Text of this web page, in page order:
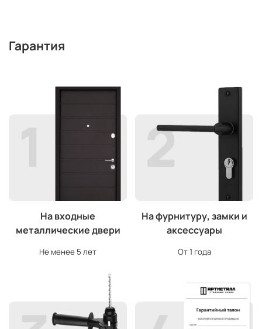
Гарантия
На входные
металлические двери
Не менее 5 лет
На фурнитуру, замки и
аксессуары
От 1 года